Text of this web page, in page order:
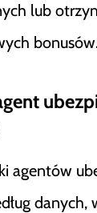
lub
agentów
danych,